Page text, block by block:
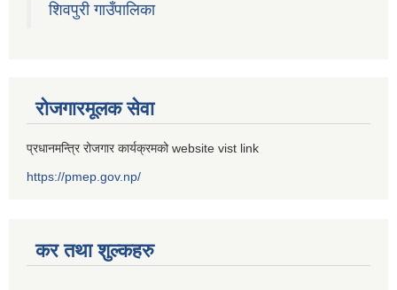
शिवपुरी गाउँपालिका
रोजगारमूलक सेवा
प्रधानमन्त्रि रोजगार कार्यक्रमको website vist link
https://pmep.gov.np/
कर तथा शुल्कहरु